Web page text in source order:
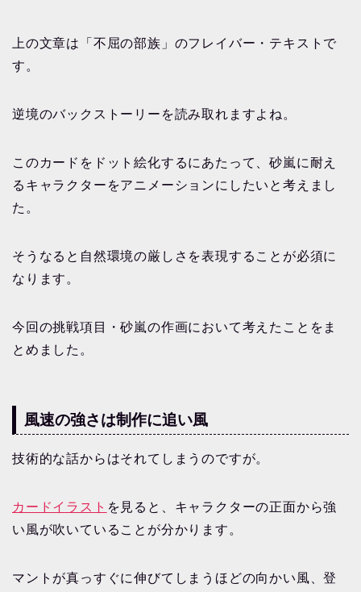
上の文章は「不屈の部族」のフレイバー・テキストで
す。
逆境のバックストーリーを読み取れますよね。
このカードをドット絵化するにあたって、砂嵐に耐え
るキャラクターをアニメーションにしたいと考えまし
た。
そうなると自然環境の厳しさを表現することが必須に
なります。
今回の挑戦項目・砂嵐の作画において考えたことをま
とめました。
風速の強さは制作に追い風
技術的な話からはそれてしまうのですが。
カードイラスト を見ると、キャラクターの正面から強
い風が吹いていることが分かります。
マントが真っすぐに伸びてしまうほどの向かい風、登